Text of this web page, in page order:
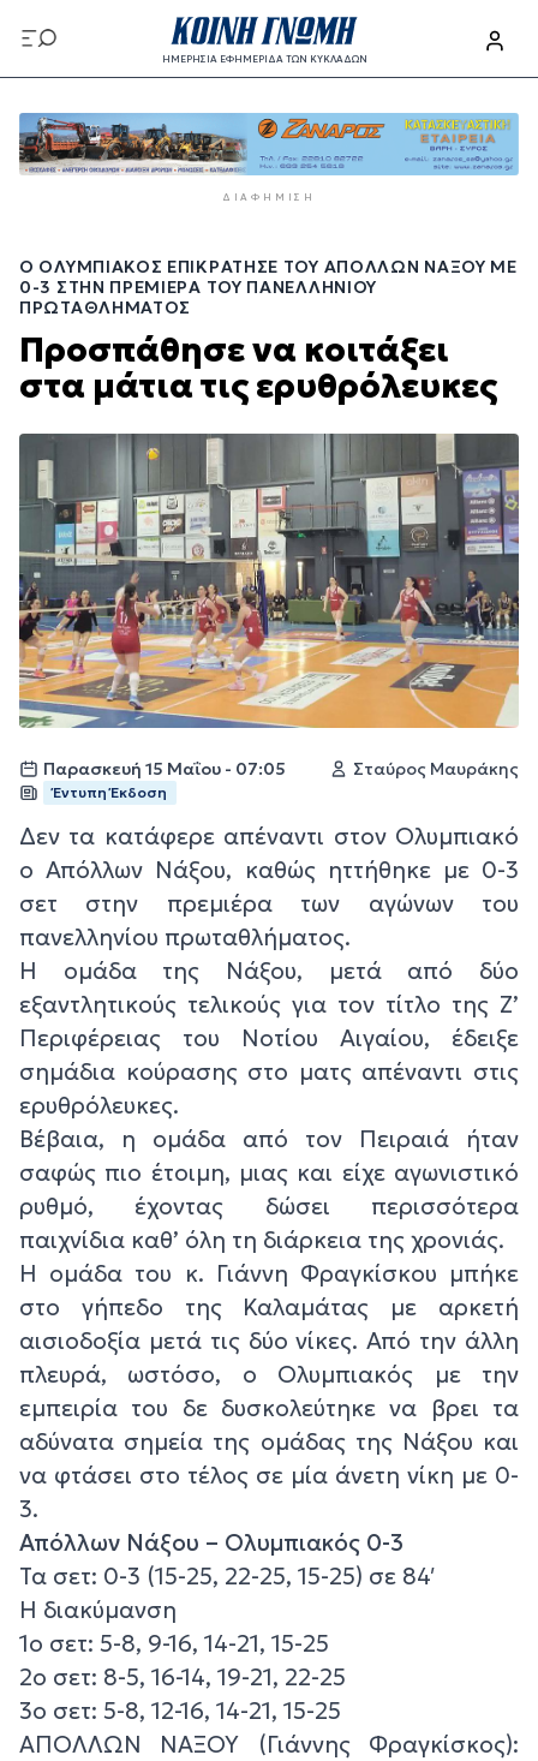
προς
το
περιεχόμενο
ΗΜΕΡΗΣΙΑ ΕΦΗΜΕΡΙΔΑ ΤΩΝ ΚΥΚΛΑΔΩΝ
προς
το
κυρίως
ΔΙΑΦΉΜΙΣΗ
Ο ΟΛΥΜΠΙΑΚΌΣ ΕΠΙΚΡΆΤΗΣΕ ΤΟΥ ΑΠΌΛΛΩΝ ΝΆΞΟΥ ΜΕ
0-3 ΣΤΗΝ ΠΡΕΜΙΈΡΑ ΤΟΥ ΠΑΝΕΛΛΗΝΊΟΥ
ΠΡΩΤΑΘΛΉΜΑΤΟΣ
Προσπάθησε να κοιτάξει
στα μάτια τις ερυθρόλευκες
Παρασκευή 15 Μαΐου - 07:05 Σταύρος Μαυράκης
Έντυπη Έκδοση
Δεν τα κατάφερε απέναντι στον Ολυμπιακό
ο Απόλλων Νάξου, καθώς ηττήθηκε με 0-3
σετ στην πρεμιέρα των αγώνων του
πανελληνίου πρωταθλήματος.
Η ομάδα της Νάξου, μετά από δύο
εξαντλητικούς τελικούς για τον τίτλο της Ζ’
Περιφέρειας του Νοτίου Αιγαίου, έδειξε
σημάδια κούρασης στο ματς απέναντι στις
ερυθρόλευκες.
Βέβαια, η ομάδα από τον Πειραιά ήταν
σαφώς πιο έτοιμη, μιας και είχε αγωνιστικό
ρυθμό, έχοντας δώσει περισσότερα
παιχνίδια καθ’ όλη τη διάρκεια της χρονιάς.
Η ομάδα του κ. Γιάννη Φραγκίσκου μπήκε
στο γήπεδο της Καλαμάτας με αρκετή
αισιοδοξία μετά τις δύο νίκες. Από την άλλη
πλευρά, ωστόσο, ο Ολυμπιακός με την
εμπειρία του δε δυσκολεύτηκε να βρει τα
αδύνατα σημεία της ομάδας της Νάξου και
να φτάσει στο τέλος σε μία άνετη νίκη με 0-
3.
Απόλλων Νάξου – Ολυμπιακός 0-3
Τα σετ: 0-3 (15-25, 22-25, 15-25) σε 84′
Η διακύμανση
1ο σετ: 5-8, 9-16, 14-21, 15-25
2ο σετ: 8-5, 16-14, 19-21, 22-25
3ο σετ: 5-8, 12-16, 14-21, 15-25
ΑΠΟΛΛΩΝ ΝΑΞΟΥ (Γιάννης Φραγκίσκος):